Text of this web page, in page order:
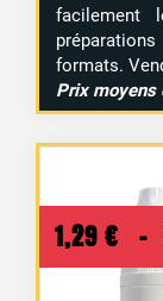
facilement
formats.
Prix moyens
1,29 € –